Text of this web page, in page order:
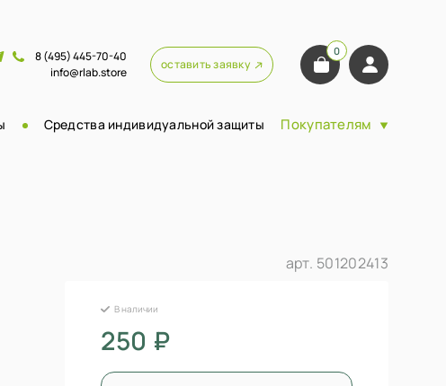
8 (495) 445-70-40
info@rlab.store
оставить заявку
0
Средства индивидуальной защиты Покупателям
арт. 501202413
В наличии
250 ₽